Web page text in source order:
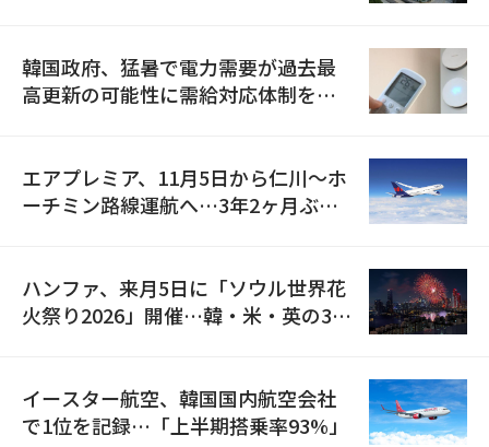
韓国政府、猛暑で電力需要が過去最
高更新の可能性に需給対応体制を点
エアプレミア、11月5日から仁川〜ホ
ーチミン路線運航へ…3年2ヶ月ぶり
ハンファ、来月5日に「ソウル世界花
火祭り2026」開催…韓・米・英の3カ
イースター航空、韓国国内航空会社
で1位を記録…「上半期搭乗率93%」